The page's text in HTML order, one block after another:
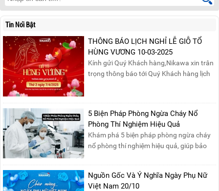
Tin Nổi Bật
THÔNG BÁO LỊCH NGHỈ LỄ GIỖ TỔ
HÙNG VƯƠNG 10-03-2025
Kính gửi Quý Khách hàng,Nikawa xin trân
trọng thông báo tới Quý Khách hàng lịch
07/04/2025, nhằm ngày Giỗ Tổ Hùng
Vương – dịp để tưởng nhớ công ơn dựng
nước của các Vua Hùng....
5 Biện Pháp Phòng Ngừa Cháy Nổ
Phòng Thí Nghiệm Hiệu Quả
Khám phá 5 biện pháp phòng ngừa cháy
nổ phòng thí nghiệm hiệu quả, giúp bảo
sản, giảm thiểu nguy cơ cháy nổ phòng thí
nghiệm.
Nguồn Gốc Và Ý Nghĩa Ngày Phụ Nữ
Việt Nam 20/10